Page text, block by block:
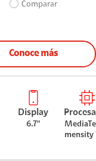
Comparar
Conoce más
Display
6.7"
mensity